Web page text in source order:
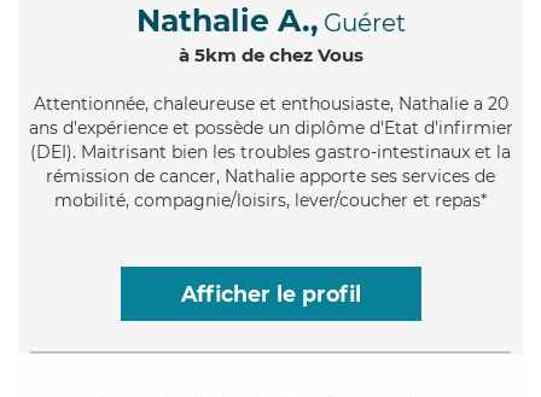
Nathalie A., Guéret
à 5km de chez Vous
Attentionnée, chaleureuse et enthousiaste, Nathalie a 20
ans d'expérience et possède un diplôme d'Etat d'infirmier
(DEI). Maitrisant bien les troubles gastro-intestinaux et la
rémission de cancer, Nathalie apporte ses services de
mobilité, compagnie/loisirs, lever/coucher et repas*
Afficher le profil